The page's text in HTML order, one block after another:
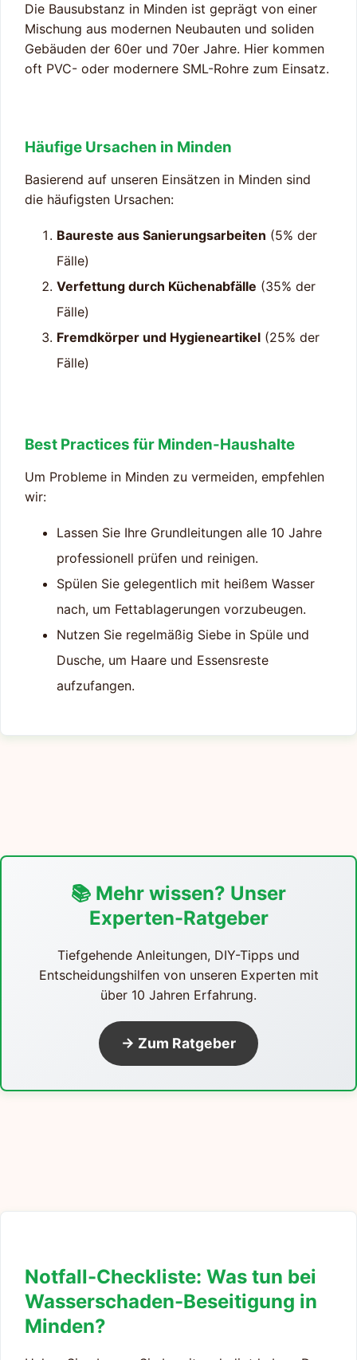
Die Bausubstanz in Minden ist geprägt von einer
Mischung aus modernen Neubauten und soliden
Gebäuden der 60er und 70er Jahre. Hier kommen
oft PVC- oder modernere SML-Rohre zum Einsatz.
Häufige Ursachen in Minden
Basierend auf unseren Einsätzen in Minden sind
die häufigsten Ursachen:
Baureste aus Sanierungsarbeiten (5% der
Fälle)
Verfettung durch Küchenabfälle (35% der
Fälle)
Fremdkörper und Hygieneartikel (25% der
Fälle)
Best Practices für Minden-Haushalte
Um Probleme in Minden zu vermeiden, empfehlen
wir:
Lassen Sie Ihre Grundleitungen alle 10 Jahre
professionell prüfen und reinigen.
Spülen Sie gelegentlich mit heißem Wasser
nach, um Fettablagerungen vorzubeugen.
Nutzen Sie regelmäßig Siebe in Spüle und
Dusche, um Haare und Essensreste
aufzufangen.
📚 Mehr wissen? Unser
Experten-Ratgeber
Tiefgehende Anleitungen, DIY-Tipps und
Entscheidungshilfen von unseren Experten mit
über 10 Jahren Erfahrung.
→ Zum Ratgeber
Notfall-Checkliste: Was tun bei
Wasserschaden-Beseitigung in
Minden?